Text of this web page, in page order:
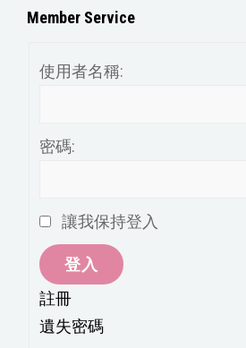
分
Member Service
使用者名稱:
密碼:
讓我保持登入
登入
註冊
遺失密碼